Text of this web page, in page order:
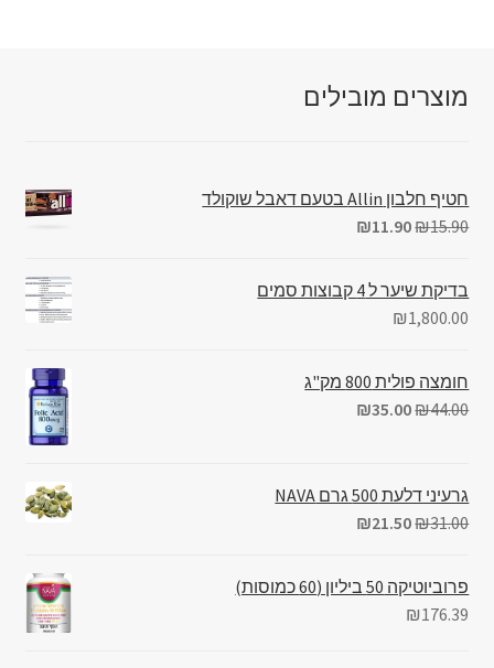
מוצרים מובילים
חטיף חלבון Allin בטעם דאבל שוקולד
₪15.90
₪11.90
בדיקת שיער ל 4 קבוצות סמים
₪1,800.00
חומצה פולית 800 מק"ג
₪44.00
₪35.00
גרעיני דלעת 500 גרם NAVA
₪31.00
₪21.50
פרוביוטיקה 50 ביליון (60 כמוסות)
₪176.39